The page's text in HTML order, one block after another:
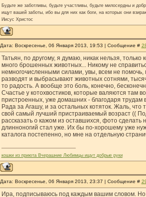
Будьте же заботливы, будьте участливы, будьте милосердны и
ищут вашей заботы, ибо вы для них как боги, на которых они
Иисус Христос
Дата: Воскресенье, 06 Января 2013, 19:53 | Сообщение #
Татьян, по другому, я думаю, никак нельзя, только
много брошенных животных... Никому не
немногочисленными силами, увы, всем не помочь,
разводят и выбрасывают животных сотнями,
то радость. А вообще это боль, конечно,
Счастье у котохвостиков, которые валяются там
пристроенных, уже домашних - благодаря трудам
Рада за Агашу, и за остальных котяток. Жаль,
свой самый лучший пристраиваемый возраст ((
рассказать о кажом из оставшихся, фото сделать
длинноногий стал уже. Их бы по-хорошему уже
каталога постепенно, но мне на отдельную
кошки из приюта Вчерашние Любимцы ищут добрые руки
Дата: Воскресенье, 06 Января 2013, 23:37 | Сообщение #
Ира, подписываюсь под каждым вашим словом. Но